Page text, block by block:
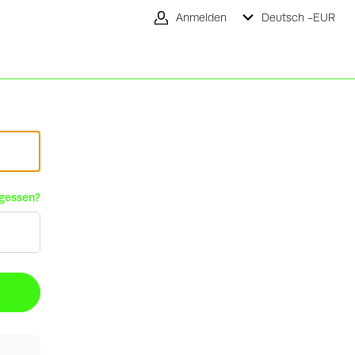
Anmelden Deutsch -EUR